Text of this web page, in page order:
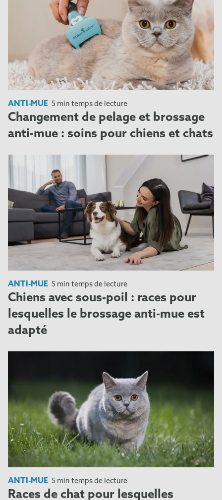
ANTI-MUE 5 min temps de lecture
Changement de pelage et brossage
anti-mue : soins pour chiens et chats
ANTI-MUE 5 min temps de lecture
Chiens avec sous-poil : races pour
lesquelles le brossage anti-mue est
adapté
ANTI-MUE 5 min temps de lecture
Races de chat pour lesquelles